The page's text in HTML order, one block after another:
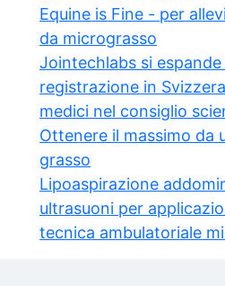
Equine is Fine - per
da micrograsso
Jointechlabs si
registrazione in
medici nel consiglio
Ottenere il massimo da
grasso
Lipoaspirazione
ultrasuoni per
tecnica ambulatoriale